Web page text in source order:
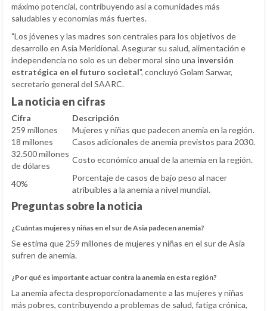
máximo potencial, contribuyendo así a comunidades más
saludables y economías más fuertes.
"Los jóvenes y las madres son centrales para los objetivos de
desarrollo en Asia Meridional. Asegurar su salud, alimentación e
independencia no solo es un deber moral sino una inversión
estratégica en el futuro societal", concluyó Golam Sarwar,
secretario general del SAARC.
La noticia en cifras
Cifra
Descripción
259 millones
Mujeres y niñas que padecen anemia en la región.
18 millones
Casos adicionales de anemia previstos para 2030.
32.500 millones
de dólares
Costo económico anual de la anemia en la región.
40%
Porcentaje de casos de bajo peso al nacer
atribuibles a la anemia a nivel mundial.
Preguntas sobre la noticia
¿Cuántas mujeres y niñas en el sur de Asia padecen anemia?
Se estima que 259 millones de mujeres y niñas en el sur de Asia
sufren de anemia.
¿Por qué es importante actuar contra la anemia en esta región?
La anemia afecta desproporcionadamente a las mujeres y niñas
más pobres, contribuyendo a problemas de salud, fatiga crónica,